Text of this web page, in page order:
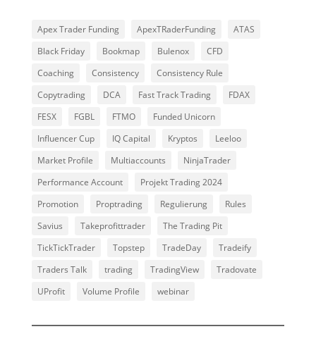
Apex Trader Funding ApexTRaderFunding
ATAS
Black Friday
Bookmap Bulenox
CFD
Coaching
Consistency
Consistency Rule
Copytrading
DCA Fast Track Trading
FDAX
FESX
FGBL FTMO
Funded Unicorn
Influencer Cup
IQ Capital Kryptos
Leeloo
Market Profile
Multiaccounts
NinjaTrader
Performance Account
Projekt Trading 2024
Promotion
Proptrading Regulierung
Rules
Savius
Takeprofittrader
The Trading Pit
TickTickTrader
Topstep TradeDay
Tradeify
Traders Talk
trading TradingView
Tradovate
UProfit
Volume Profile webinar